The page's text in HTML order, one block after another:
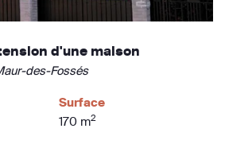
d'une maison
des-Fossés
Surface
170 m2